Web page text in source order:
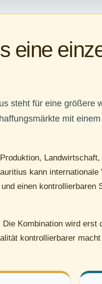
eine
steht für eine größere
mit
kann internationale
einen kontrollierbaren
Kombination wird erst
kontrollierbarer